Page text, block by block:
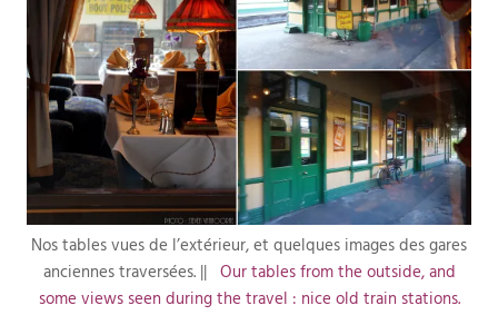
Nos tables vues de l’extérieur, et quelques images des gares
anciennes traversées. || Our tables from the outside, and
some views seen during the travel : nice old train stations.